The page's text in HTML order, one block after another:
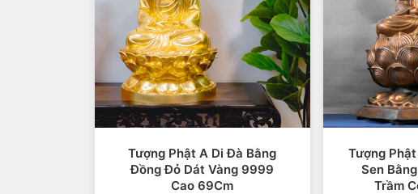
Tượng Phật A Di Đà Bằng
Đồng Đỏ Dát Vàng 9999
Cao 69Cm
Tượng
Sen
Trầm